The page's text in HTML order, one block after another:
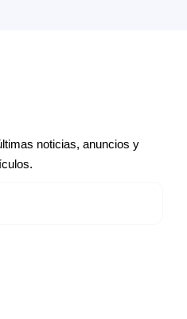
noticias, anuncios y